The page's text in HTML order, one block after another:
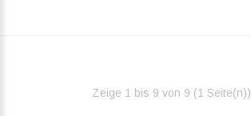
Zeige 1 bis 9 von 9 (1 Seite(n))‎